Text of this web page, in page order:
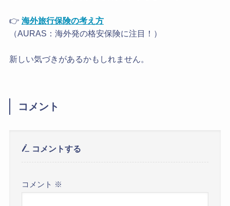
👉 海外旅行保険の考え方
（AURAS：海外発の格安保険に注目！）
新しい気づきがあるかもしれません。
コメント
コメントする
コメント ※